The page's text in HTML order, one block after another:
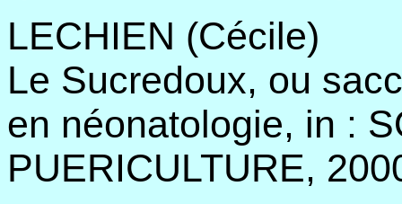
LECHIEN (Cécile)
Le Sucredoux, ou
en néonatologie, in :
PUERICULTURE,